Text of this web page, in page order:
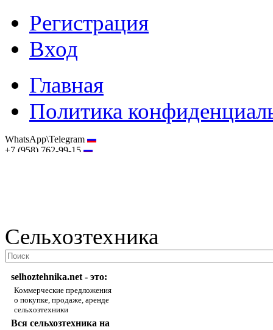
Регистрация
Вход
Главная
Политика
WhatsApp\Telegram
+7 (958) 762-99-15
Сельхозтехника
selhoztehnika.net - это:
Коммерческие предложения
о покупке, продаже, аренде
сельхозтехники
Вся сельхозтехника на